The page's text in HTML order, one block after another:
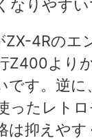
なりやすい
ZX-4Rのエ
Z400より
です。逆
ったレト
は抑えや